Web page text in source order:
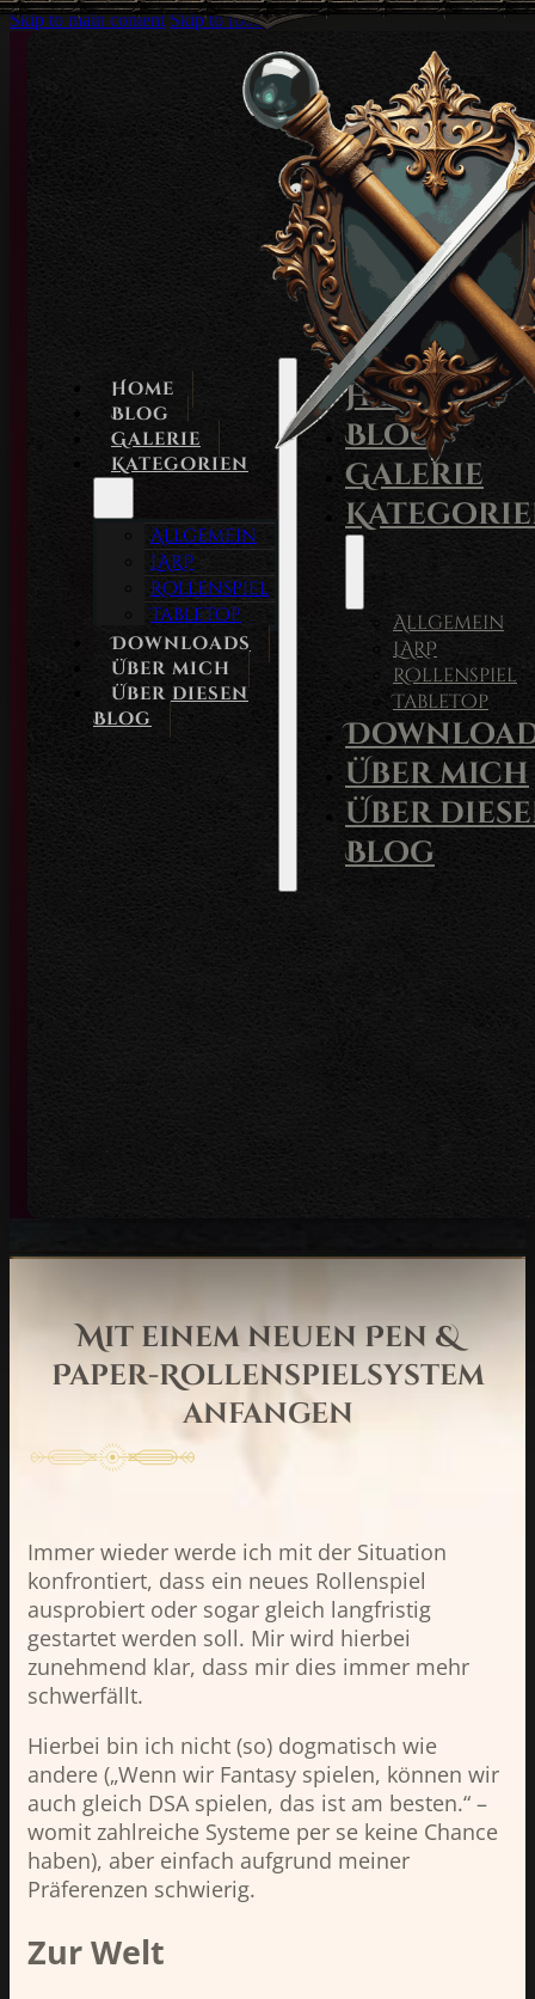
Skip to main content Skip to footer
Home
Blog
Galerie
Kategorien
Allgemein
LARP
Rollenspiel
Tabletop
Downloads
Über mich
Über diesen
Blog
Home
Blog
Galerie
Allgemein
LARP
Rollenspiel
Tabletop
Über mich
Über
Blog
Mit einem neuen Pen &
Paper-Rollenspielsystem
anfangen
Immer wieder werde ich mit der Situation
konfrontiert, dass ein neues Rollenspiel
ausprobiert oder sogar gleich langfristig
gestartet werden soll. Mir wird hierbei
zunehmend klar, dass mir dies immer mehr
schwerfällt.
Hierbei bin ich nicht (so) dogmatisch wie
andere („Wenn wir Fantasy spielen, können wir
auch gleich DSA spielen, das ist am besten.“ –
womit zahlreiche Systeme per se keine Chance
haben), aber einfach aufgrund meiner
Präferenzen schwierig.
Zur Welt